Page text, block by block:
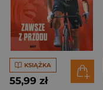
KSIĄŻKA
55,99 zł